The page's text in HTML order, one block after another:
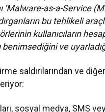
‘Malware-as-a-Service
bu tehlikeli
kullanıcıların
ve
saldırılarından ve
sosyal medya, SMS